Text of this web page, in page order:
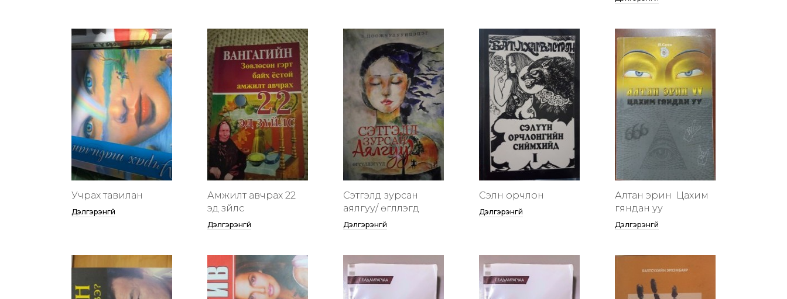
Учрах тавилан
Дэлгэрэнгүй
Амжилт авчрах 22
эд зүйлс
Дэлгэрэнгүй
Сэтгэлд зурсан
аялгуу/ өгүүллэгүүд
Дэлгэрэнгүй
Сэлүүн орчлон
Дэлгэрэнгүй
Алтан эрин үү Цахим
гяндан уу
Дэлгэрэнгүй